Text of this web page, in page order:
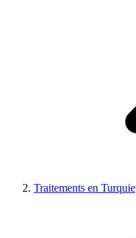
Traitements en Turquie